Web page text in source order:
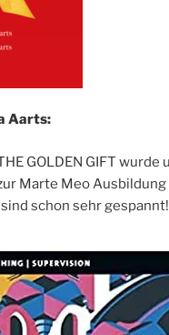
Aarts:
GOLDEN GIFT wurde
Marte Meo
schon sehr gespannt!